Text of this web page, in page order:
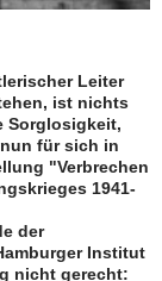
Leiter
ist nichts
Sorglosigkeit,
für sich in
"Verbrechen
1941-
der
Institut
nicht gerecht: